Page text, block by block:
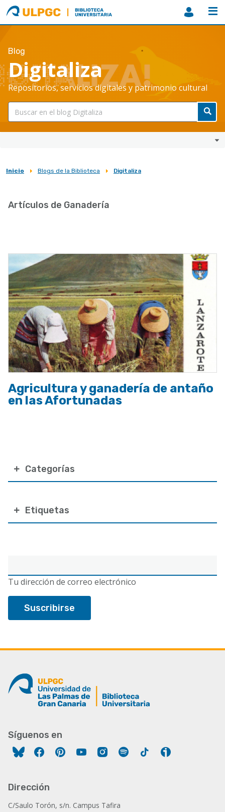
ULPGC
Biblioteca
ULPGC
Blog
Digitaliza
Repositorios, servicios digitales y patrimonio cultural
Sobrescribir
de
la
navegación
Inicio Blogs de la Biblioteca Digitaliza
electrónico
Tu dirección de correo electrónico
Categorías
Etiquetas
Artículos de Ganadería
Agricultura y ganadería de antaño
en las Afortunadas
Síguenos en
FacebookPinterestYouTubeInstagram
Spotify Tiktok
Dirección
C/Saulo Torón, s/n. Campus Tafira